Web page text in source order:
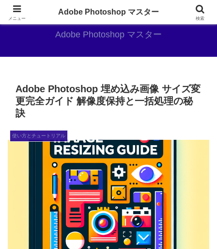
AdobePhotoshopがやっぱり最強
Adobe Photoshop マスター
Adobe Photoshop 埋め込み画像 サイズ変
更完全ガイド 解像度保持と一括処理の秘
訣
使い方とチュートリアル
メニュー
Adobe Photoshop マスター
検索